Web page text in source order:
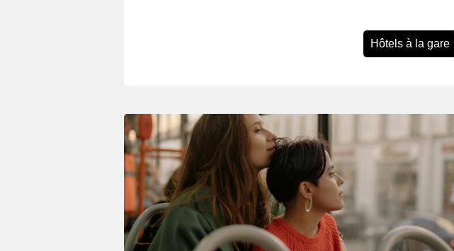
Hôtels à la gare